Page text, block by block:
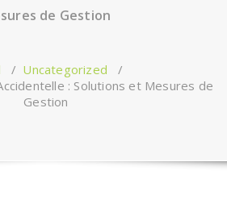
de Gestion
/ Uncategorized /
: Solutions et Mesures de
Gestion